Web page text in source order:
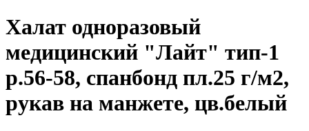
Халат одноразовый
медицинский "Лайт" тип-1
р.56-58, спанбонд пл.25 г/м2,
рукав на манжете, цв.белый